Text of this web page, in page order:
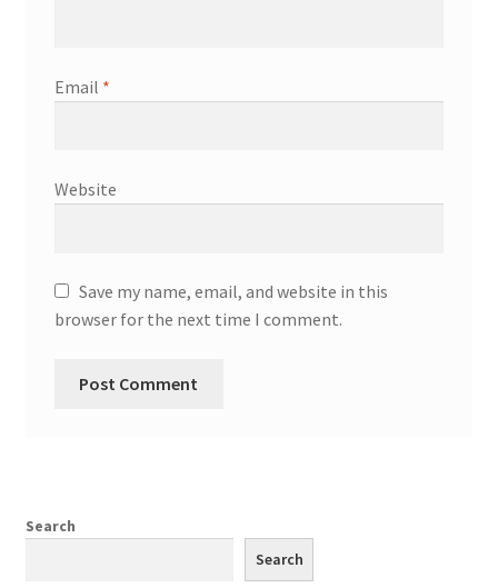
Email *
Website
Save my name, email, and website in this
browser for the next time I comment.
Search
Search